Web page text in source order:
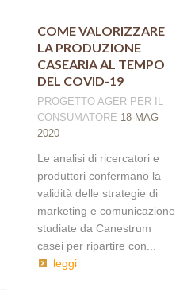
LE RISPOSTE DELLA
RICERCA CONTRO LA
SCOMPARSA DEI
FORMAGGI
COME VALORIZZARE
LA PRODUZIONE
CASEARIA AL TEMPO
DEL COVID-19
PROGETTO AGER PER IL
CONSUMATORE 18 MAG
2020
Le analisi di ricercatori e
produttori confermano la
validità delle strategie di
marketing e comunicazione
studiate da Canestrum
casei per ripartire con...
leggi